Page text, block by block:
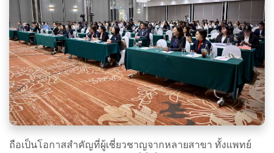
ถือเป็นโอกาสสำคัญที่ผู้เชี่ยวชาญจากหลายสาขา ทั้งแพทย์